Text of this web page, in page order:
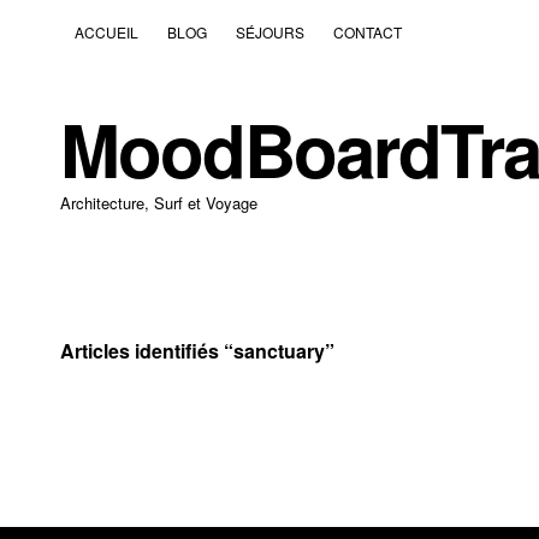
ACCUEIL BLOG SÉJOURS CONTACT
Architecture, Surf et Voyage
Articles identifiés “sanctuary”